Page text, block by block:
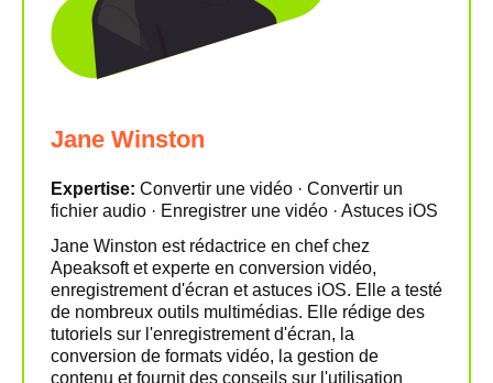
Jane Winston
Expertise: Convertir une vidéo · Convertir un
fichier audio · Enregistrer une vidéo · Astuces iOS
Jane Winston est rédactrice en chef chez
Apeaksoft et experte en conversion vidéo,
enregistrement d'écran et astuces iOS. Elle a testé
de nombreux outils multimédias. Elle rédige des
tutoriels sur l'enregistrement d'écran, la
conversion de formats vidéo, la gestion de
contenu et fournit des conseils sur l'utilisation